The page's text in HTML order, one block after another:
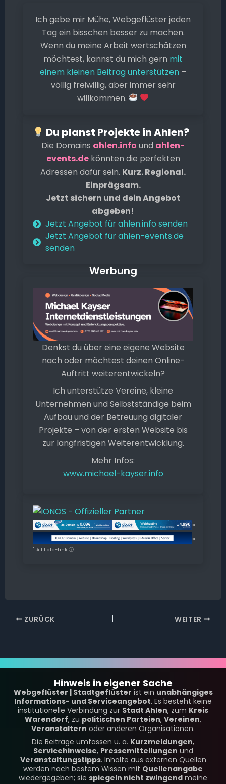
e
b
o
o
k
l ts
A
p
p
y
Li
n
k
s
e
n
g
er
a
d
s
n
Ich gebe mir Mühe, Webgeflüster jeden
Tag ein bisschen besser zu machen.
Wenn du meine Arbeit wertschätzen
möchtest, kannst du mich gern mit
einem kleinen Beitrag unterstützen –
völlig freiwillig, aber immer sehr
willkommen.
Du planst Projekte in Ahlen?
Die Domains ahlen.info und ahlen-
events.dekönnten die perfekten
Adressen dafür sein. Kurz. Regional.
Einprägsam.
Jetzt sichern und dein Angebot
abgeben!
Jetzt Angebot für ahlen.info senden
Jetzt Angebot für ahlen-events.de
senden
Werbung
Denkst du über eine eigene Website
nach oder möchtest deinen Online-
Auftritt weiterentwickeln?
Ich unterstütze Vereine, kleine
Unternehmen und Selbstständige beim
Aufbau und der Betreuung digitaler
Projekte – von der ersten Website bis
zur langfristigen Weiterentwicklung.
Mehr Infos:
www.michael-kayser.info
*
*
* Affiliate-Link ⓘ
ZURÜCK WEITER
Hinweis in eigener Sache
Webgeflüster | Stadtgeflüster ist ein unabhängiges
Informations- und Serviceangebot. Es besteht keine
institutionelle Verbindung zur Stadt Ahlen, zum Kreis
Warendorf, zu politischen Parteien, Vereinen,
Veranstaltern oder anderen Organisationen.
Die Beiträge umfassen u. a. Kurzmeldungen,
Servicehinweise, Pressemitteilungen und
Veranstaltungstipps. Inhalte aus externen Quellen
werden nach bestem Wissen mit Quellenangabe
wiedergegeben; sie spiegeln nicht zwingend meine